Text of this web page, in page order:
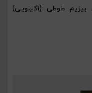
غذای عروس هلندی و طوطی برزیلی بیزیم طوطی (۱کیلویی)